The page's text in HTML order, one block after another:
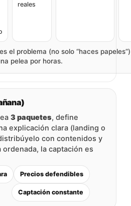
reales
el problema (no solo “haces
pelea por horas.
3 paquetes, define
explicación clara (landing o
con contenidos y
la captación es
Precios defendibles
Captación constante